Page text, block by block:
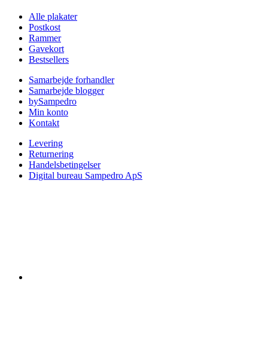
Alle plakater
Postkost
Rammer
Gavekort
Bestsellers
Samarbejde forhandler
Samarbejde blogger
bySampedro
Min konto
Kontakt
Levering
Returnering
Handelsbetingelser
Digital bureau Sampedro ApS